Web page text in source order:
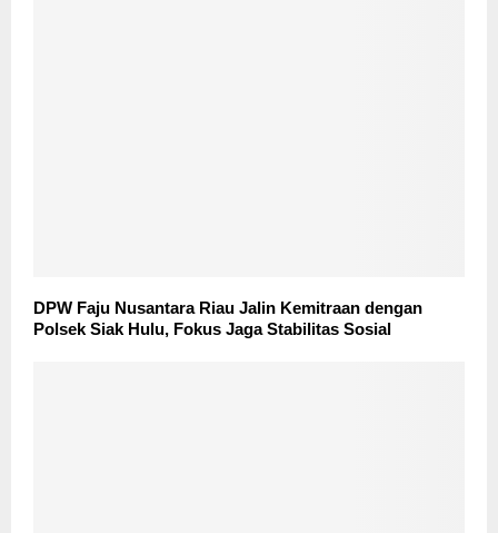
DPW Faju Nusantara Riau Jalin Kemitraan dengan
Polsek Siak Hulu, Fokus Jaga Stabilitas Sosial